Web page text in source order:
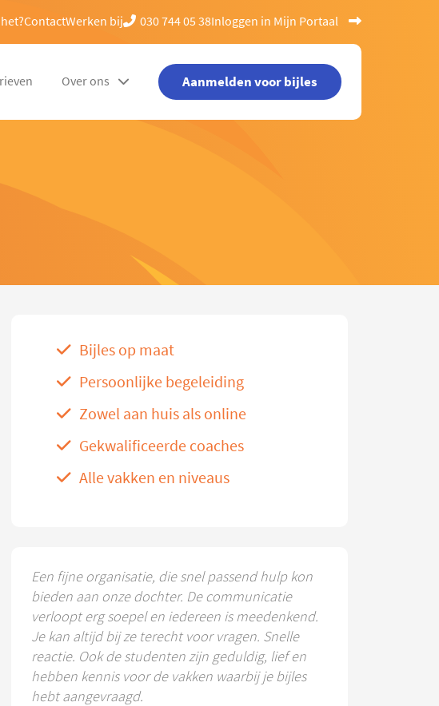
ContactWerken bij 030 744 05 38Inloggen in Mijn Portaal
Over ons Aanmelden voor bijles
Bijles op maat
Persoonlijke begeleiding
Zowel aan huis als online
Gekwalificeerde coaches
Alle vakken en niveaus
Een fijne organisatie, die snel passend hulp kon
bieden aan onze dochter. De communicatie
verloopt erg soepel en iedereen is meedenkend.
Je kan altijd bij ze terecht voor vragen. Snelle
reactie. Ook de studenten zijn geduldig, lief en
hebben kennis voor de vakken waarbij je bijles
hebt aangevraagd.